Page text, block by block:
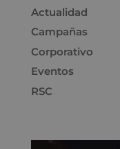
Actualidad
Campañas
Corporativo
Eventos
RSC